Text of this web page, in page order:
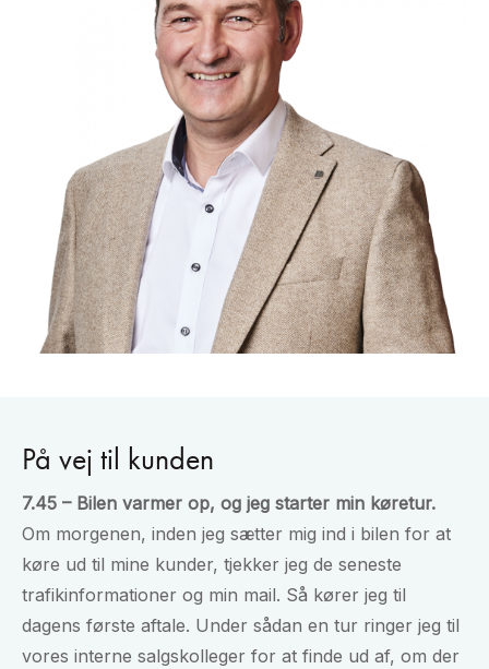
På vej til kunden
7.45 – Bilen varmer op, og jeg starter min køretur.
Om morgenen, inden jeg sætter mig ind i bilen for at
køre ud til mine kunder, tjekker jeg de seneste
trafikinformationer og min mail. Så kører jeg til
dagens første aftale. Under sådan en tur ringer jeg til
vores interne salgskolleger for at finde ud af, om der